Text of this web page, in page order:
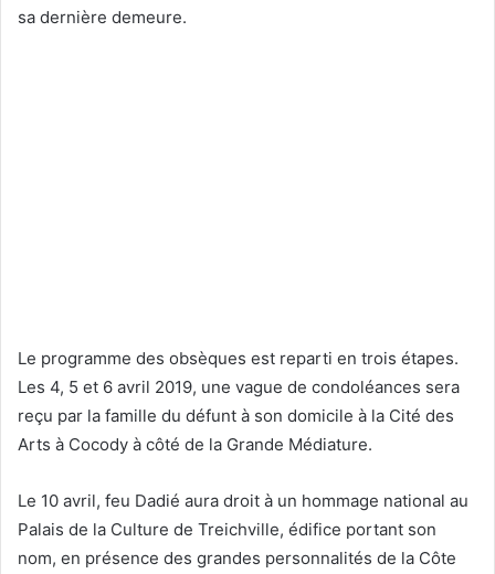
sa dernière demeure.
Le programme des obsèques est reparti en trois étapes.
Les 4, 5 et 6 avril 2019, une vague de condoléances sera
reçu par la famille du défunt à son domicile à la Cité des
Arts à Cocody à côté de la Grande Médiature.
Le 10 avril, feu Dadié aura droit à un hommage national au
Palais de la Culture de Treichville, édifice portant son
nom, en présence des grandes personnalités de la Côte